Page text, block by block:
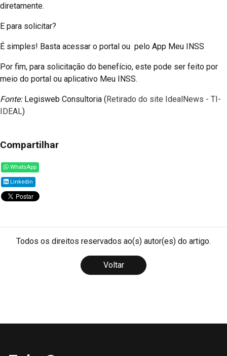
diretamente.
E para solicitar?
É simples! Basta acessar o portal ou pelo App Meu INSS
Por fim, para solicitação do benefício, este pode ser feito por
meio do portal ou aplicativo Meu INSS.
Fonte:Legisweb Consultoria (Retirado do site IdealNews - TI-
IDEAL)
Compartilhar
WhatsApp
Linkedin
Todos os direitos reservados ao(s) autor(es) do artigo.
Voltar